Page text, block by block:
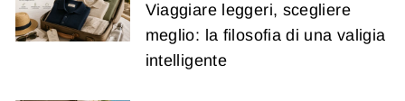
Viaggiare leggeri, scegliere
meglio: la filosofia di una valigia
intelligente